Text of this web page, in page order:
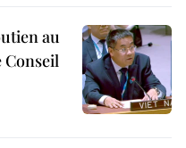
au
Conseil